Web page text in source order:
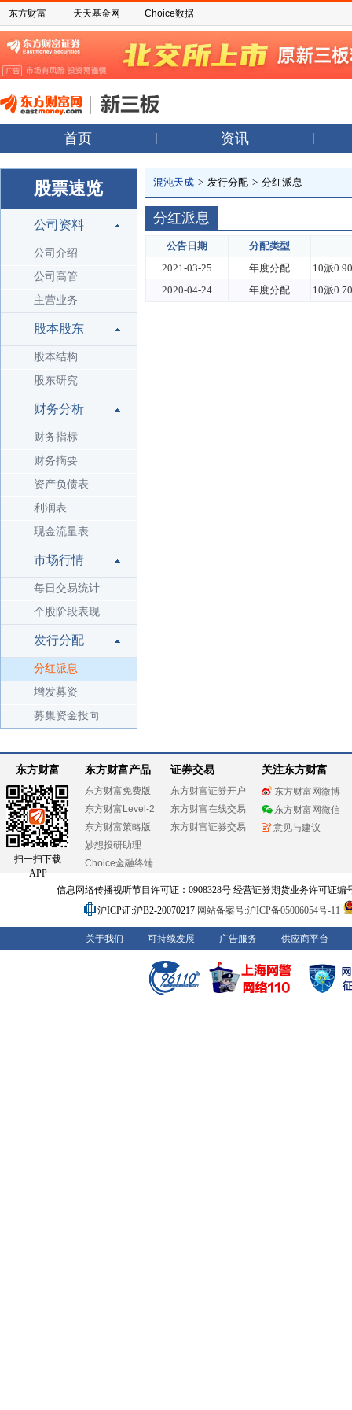
东方财富 天天基金网 Choice数据
首页 资讯
股票速览
公司资料
公司介绍
公司高管
主营业务
股本股东
股本结构
股东研究
财务分析
财务指标
财务摘要
资产负债表
利润表
现金流量表
市场行情
每日交易统计
个股阶段表现
发行分配
分红派息
增发募资
募集资金投向
混沌天成 > 发行分配 > 分红派息
分红派息
公告日期
分配类型
2021-03-25
年度分配
10派
2020-04-24
年度分配 10派
东方财富
扫一扫下载
APP
东方财富产品
东方财富免费版
东方财富Level-2
东方财富策略版
妙想投研助理
Choice金融终端
证券交易
东方财富证券开户
东方财富在线交易
东方财富证券交易
关注东方财富
东方财富网微博
东方财富网微信
意见与建议
信息网络传播视听节目许可证：0908328号 经营证券期货业务许可证编
沪ICP证:沪B2-20070217 网站备案号:沪ICP备05006054号-11
关于我们 可持续发展 广告服务 供应商平台